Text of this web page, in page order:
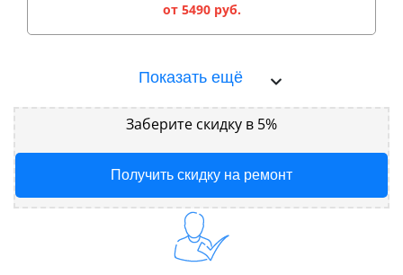
от 5490 руб.
Показать ещё
Заберите скидку в 5%
Получить скидку на ремонт